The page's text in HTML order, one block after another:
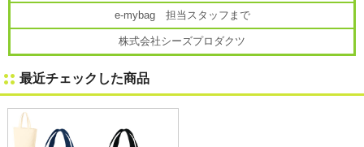
e-mybag 担当スタッフまで
株式会社シーズプロダクツ
最近チェックした商品